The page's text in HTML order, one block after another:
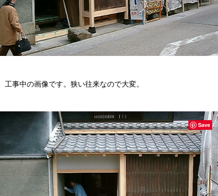
工事中の画像です。狭い往来なので大変。
Save